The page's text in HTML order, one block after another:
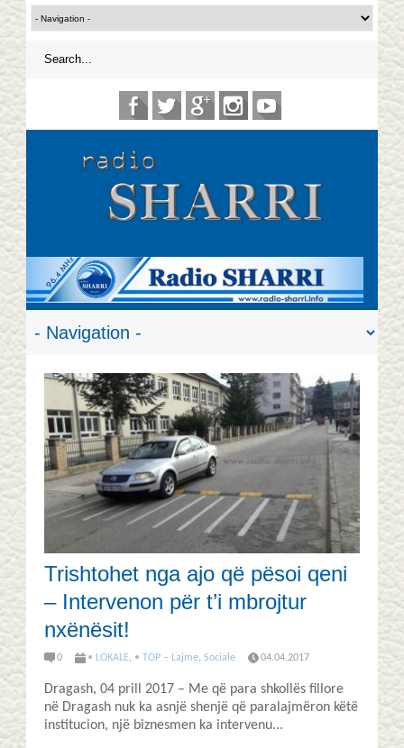
Trishtohet nga ajo që pësoi qeni
– Intervenon për t’i mbrojtur
nxënësit!
0 • LOKALE, • TOP – Lajme, Sociale 04.04.2017
Dragash, 04 prill 2017 – Me që para shkollës fillore
në Dragash nuk ka asnjë shenjë që paralajmëron këtë
institucion, një biznesmen ka intervenu...